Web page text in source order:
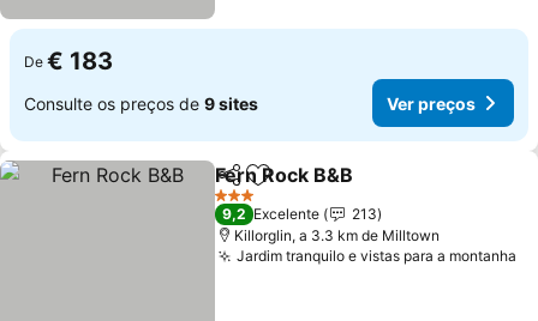
De € 183
Consulte os preços de 9 sites Ver preços
PartilharAdicionar aos favoritos
Fern Rock B&B
3 Estrelas
9,2 Excelente
213
Killorglin, a 3.3 km de Milltown
Jardim tranquilo e vistas para a montanha